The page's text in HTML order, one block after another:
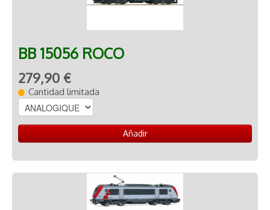
BB 15056 ROCO
279,90 €
Cantidad limitada
Añadir